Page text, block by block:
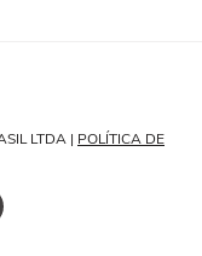
LTDA | POLÍTICA DE